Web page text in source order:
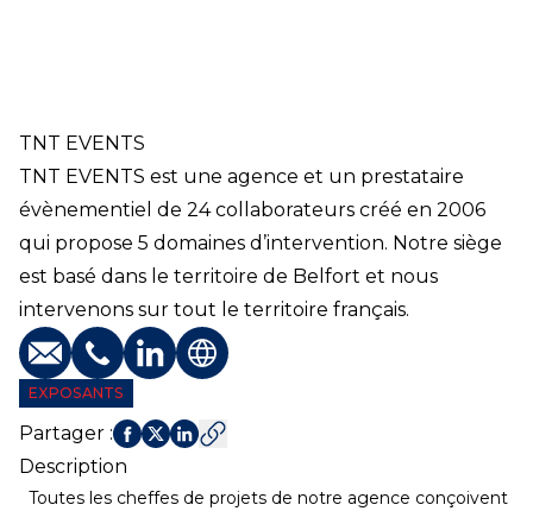
TNT EVENTS
TNT EVENTS est une agence et un prestataire
évènementiel de 24 collaborateurs créé en 2006
qui propose 5 domaines d’intervention. Notre siège
est basé dans le territoire de Belfort et nous
intervenons sur tout le territoire français.
E-mailTéléphoneProfil LinkedIn
Site web
EXPOSANTS
Partager :
Description
Toutes les cheffes de projets de notre agence conçoivent